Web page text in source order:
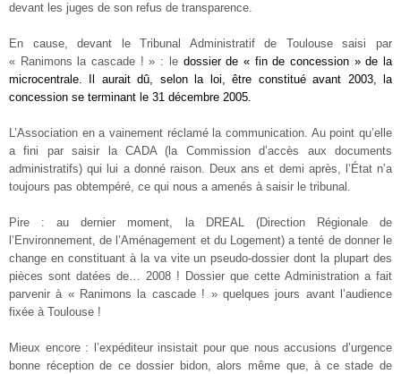
devant les juges de son refus de transparence.
En cause, devant le Tribunal Administratif de Toulouse saisi par
« Ranimons la cascade ! » : le dossier de « fin de concession » de la
microcentrale. Il aurait dû, selon la loi, être constitué avant 2003, la
concession se terminant le 31 décembre 2005.
L’Association en a vainement réclamé la communication. Au point qu’elle
a fini par saisir la CADA (la Commission d’accès aux documents
administratifs) qui lui a donné raison. Deux ans et demi après, l’État n’a
toujours pas obtempéré, ce qui nous a amenés à saisir le tribunal.
Pire : au dernier moment, la DREAL (Direction Régionale de
l’Environnement, de l’Aménagement et du Logement) a tenté de donner le
change en constituant à la va vite un pseudo-dossier dont la plupart des
pièces sont datées de… 2008 ! Dossier que cette Administration a fait
parvenir à « Ranimons la cascade ! » quelques jours avant l’audience
fixée à Toulouse !
Mieux encore : l’expéditeur insistait pour que nous accusions d’urgence
bonne réception de ce dossier bidon, alors même que, à ce stade de